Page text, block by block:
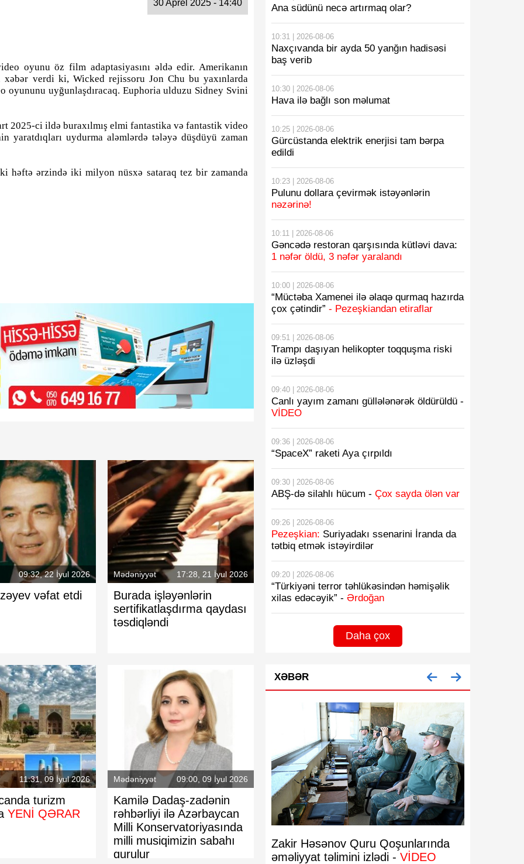
30 Aprel 2025 - 14:40
oyunu öz film adaptasiyasını əldə edir. Amerikanın
verdi ki, Wicked rejissoru Jon Chu bu yaxınlarda
uyğunlaşdıracaq. Euphoria ulduzu Sidney Svini
2025-ci ildə buraxılmış elmi fantastika və fantastik video
uydurma aləmlərdə tələyə düşdüyü zaman
həftə ərzində iki milyon nüsxə sataraq tez bir zamanda
09:32, 22 İyul 2026
vəfat etdi
Mədəniyyət 17:28, 21 İyul 2026
Burada işləyənlərin
sertifikatlaşdırma qaydası
təsdiqləndi
11:31, 09 İyul 2026
turizm
YENİ QƏRAR
Mədəniyyət 09:00, 09 İyul 2026
Kamilə Dadaş-zadənin
rəhbərliyi ilə Azərbaycan
Milli Konservatoriyasında
milli musiqimizin sabahı
qurulur
Ana südünü necə artırmaq olar?
10:31 | 2026-08-06
Naxçıvanda bir ayda 50 yanğın hadisəsi
baş verib
10:30 | 2026-08-06
Hava ilə bağlı son məlumat
10:25 | 2026-08-06
Gürcüstanda elektrik enerjisi tam bərpa
edildi
10:23 | 2026-08-06
Pulunu dollara çevirmək istəyənlərin
nəzərinə!
10:11 | 2026-08-06
Gəncədə restoran qarşısında kütləvi dava:
1 nəfər öldü, 3 nəfər yaralandı
10:00 | 2026-08-06
“Müctəba Xamenei ilə əlaqə qurmaq hazırda
çox çətindir” - Pezeşkiandan etiraflar
09:51 | 2026-08-06
Trampı daşıyan helikopter toqquşma riski
ilə üzləşdi
09:40 | 2026-08-06
Canlı yayım zamanı güllələnərək öldürüldü -
VİDEO
09:36 | 2026-08-06
“SpaceX” raketi Aya çırpıldı
09:30 | 2026-08-06
ABŞ-də silahlı hücum - Çox sayda ölən var
09:26 | 2026-08-06
Pezeşkian: Suriyadakı ssenarini İranda da
tətbiq etmək istəyirdilər
09:20 | 2026-08-06
“Türkiyəni terror təhlükəsindən həmişəlik
xilas edəcəyik” - Ərdoğan
Daha çox
XƏBƏR
Azərbaycan Ermənistana 434 min
avro ödəyib
Zakir Həsənov Quru Qoşunlarında
əməliyyat təlimini izlədi - VİDEO